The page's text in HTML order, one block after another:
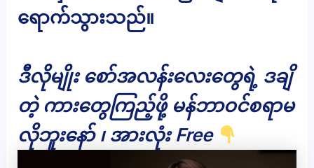
ရောက်သွားသည်။
ဒီလိုမျိုး စော်အလန်းလေးတွေရဲ့ ဒချိ
တဲ့ ကားတွေကြည့်ဖို့ မန်ဘာဝင်စရာမ
လိုဘူးနော် ၊ အားလုံး Free